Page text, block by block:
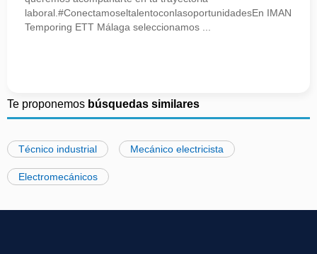
laboral.#ConectamoseltalentoconlasoportunidadesEn IMAN
Temporing ETT Málaga seleccionamos ...
Te proponemos búsquedas similares
Técnico industrial Mecánico electricista
Electromecánicos